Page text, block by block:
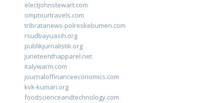
electjohnstewart.com
omptourtravels.com
tribratanews-polreskebumen.com
rsudbayuasih.org
publikjurnalistik.org
juneteenthapparel.net
italywarm.com
journaloffinanceeconomics.com
kvk-kumari.org
foodscienceandtechnology.com